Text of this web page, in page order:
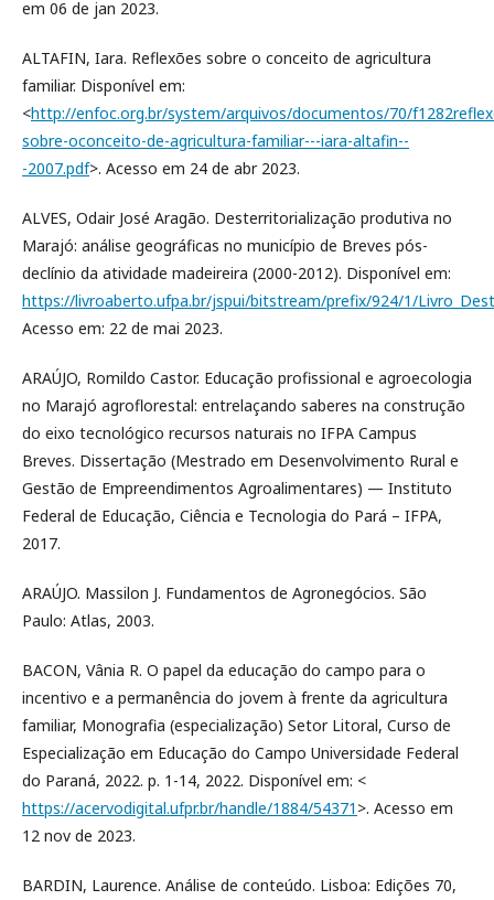
em 06 de jan 2023.
ALTAFIN, Iara. Reflexões sobre o conceito de agricultura
familiar. Disponível em:
<http://enfoc.org.br/system/arquivos/documentos/70/
sobre-oconceito-de-agricultura-familiar---iara-altafin--
-2007.pdf>. Acesso em 24 de abr 2023.
ALVES, Odair José Aragão. Desterritorialização produtiva no
Marajó: análise geográficas no município de Breves pós-
declínio da atividade madeireira (2000-2012). Disponível em:
https://livroaberto.ufpa.br/jspui/bitstream/prefix/924/1/
Acesso em: 22 de mai 2023.
ARAÚJO, Romildo Castor. Educação profissional e agroecologia
no Marajó agroflorestal: entrelaçando saberes na construção
do eixo tecnológico recursos naturais no IFPA Campus
Breves. Dissertação (Mestrado em Desenvolvimento Rural e
Gestão de Empreendimentos Agroalimentares) — Instituto
Federal de Educação, Ciência e Tecnologia do Pará – IFPA,
2017.
ARAÚJO. Massilon J. Fundamentos de Agronegócios. São
Paulo: Atlas, 2003.
BACON, Vânia R. O papel da educação do campo para o
incentivo e a permanência do jovem à frente da agricultura
familiar, Monografia (especialização) Setor Litoral, Curso de
Especialização em Educação do Campo Universidade Federal
do Paraná, 2022. p. 1-14, 2022. Disponível em: <
https://acervodigital.ufpr.br/handle/1884/54371 >. Acesso em
12 nov de 2023.
BARDIN, Laurence. Análise de conteúdo. Lisboa: Edições 70,